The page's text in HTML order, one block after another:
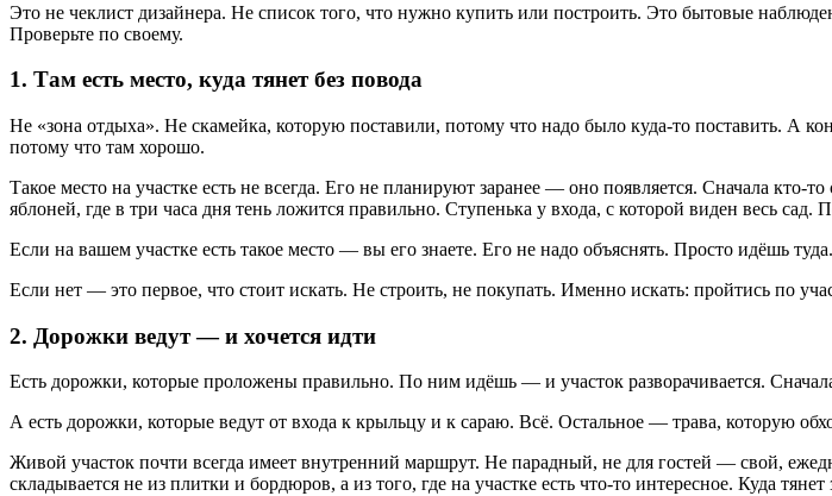
Это не чеклист дизайнера. Не список того, что нужно купить или построить. Это бытовые
Проверьте по своему.
1. Там есть место, куда тянет без повода
Не «зона отдыха». Не скамейка, которую поставили, потому что надо было куда-то поставить. А
потому что там хорошо.
Такое место на участке есть не всегда. Его не планируют заранее — оно появляется. Сначала кто-
яблоней, где в три часа дня тень ложится правильно. Ступенька у входа, с которой виден весь
Если на вашем участке есть такое место — вы его знаете. Его не надо объяснять. Просто идёшь туда.
Если нет — это первое, что стоит искать. Не строить, не покупать. Именно искать: пройтись по
2. Дорожки ведут — и хочется идти
Есть дорожки, которые проложены правильно. По ним идёшь — и участок разворачивается.
А есть дорожки, которые ведут от входа к крыльцу и к сараю. Всё. Остальное — трава, которую
Живой участок почти всегда имеет внутренний маршрут. Не парадный, не для гостей — свой,
складывается не из плитки и бордюров, а из того, где на участке есть что-то интересное. Куда